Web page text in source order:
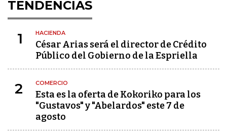
TENDENCIAS
1 HACIENDA
César Arias será el director de Crédito
Público del Gobierno de la Espriella
2 COMERCIO
Esta es la oferta de Kokoriko para los
"Gustavos" y "Abelardos" este 7 de
agosto